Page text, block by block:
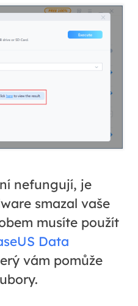
nefungují, je
smazal vaše
musíte použít
Data
vám pomůže